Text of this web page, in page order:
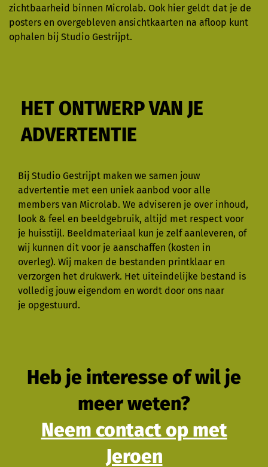
zichtbaarheid binnen Microlab. Ook hier geldt dat je de
posters en overgebleven ansichtkaarten na afloop kunt
ophalen bij Studio Gestrijpt.
HET ONTWERP VAN JE
ADVERTENTIE
Bij Studio Gestrijpt maken we samen jouw
advertentie met een uniek aanbod voor alle
members van Microlab. We adviseren je over inhoud,
look & feel en beeldgebruik, altijd met respect voor
je huisstijl. Beeldmateriaal kun je zelf aanleveren, of
wij kunnen dit voor je aanschaffen (kosten in
overleg). Wij maken de bestanden printklaar en
verzorgen het drukwerk. Het uiteindelijke bestand is
volledig jouw eigendom en wordt door ons naar
je opgestuurd.
Heb je interesse of wil je
meer weten?
Neem contact op met
Jeroen